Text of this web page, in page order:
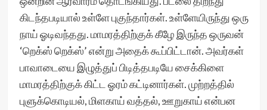
கிடந்தபடியால் உள்ளே புகுந்தார்கள். உள்ளேயிருந்து ஒரு
நாய் ஓடிவந்தது. மாமரத்திற்குக் கீழே இருந்த ஒருவன்
‘றெக்ஸ் றெக்ஸ்’ என்று அதைக் கூப்பிட்டான். அவர்கள்
பாவாடையை இழுத்துப் பிடித்தபடியே சைக்கிளை
மாமரத்திற்குக் கிட்ட ஓரம் கட்டினார்கள். முற்றத்தில்
புளுக்கொடியல், மிளகாய் வத்தல், ஊறுகாய் என்பன